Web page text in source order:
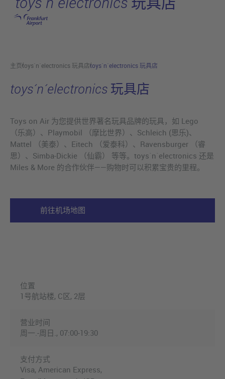
跳转至主页
主页toys´n´electronics 玩具店toys´n´electronics 玩具店
toys´n´electronics 玩具店
Toys on Air 为您提供世界著名玩具品牌的玩具，如 Lego
（乐高）、Playmobil （摩比世界）、Schleich (思乐)、
Mattel （美泰）、Eitech （爱泰科）、Ravensburger （睿
思）、Simba-Dickie （仙霸） 等等。toys´n´electronics 还是
Miles & More 的合作伙伴——购物时可以积累宝贵的里程。
前往机场地图
位置
1号航站楼, C区, 2层
营业时间
周一.-周日., 07:00-19:30
支付方式
Visa, American Express,